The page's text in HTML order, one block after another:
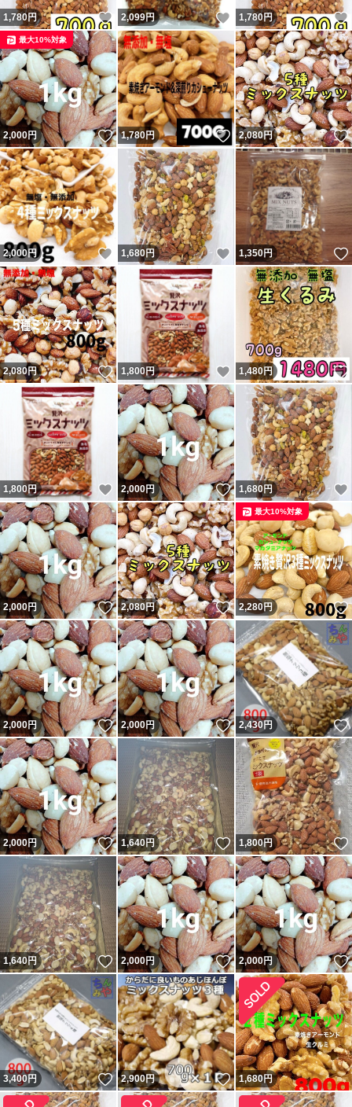
1,780円 いいね！
2,099円 いいね！
1,780円
2,000円 いいね！
最大10%対象
1,780円 いいね！
2,080円
2,000円 いいね！
1,680円 いいね！
1,350円
2,080円 いいね！
1,800円 いいね！
1,480円
1,800円 いいね！
2,000円 いいね！
1,680円
2,000円 いいね！
2,080円 いいね！
2,280円
最大10%対象
2,000円 いいね！
2,000円 いいね！
2,430円
2,000円 いいね！
1,640円 いいね！
1,800円
1,640円 いいね！
2,000円 いいね！
2,000円
3,400円 いいね！
2,900円 いいね！
1,680円